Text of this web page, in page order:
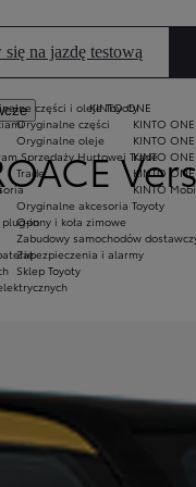
plug-in
KINTO ONE
KINTO
KINTO
KINTO
KINTO
KINTO
części i oleje Toyoty
Oryginalne części
Oryginalne oleje
Sprzedaży Hurtowej Trade
Trade
Oryginalne akcesoria Toyoty
Opony i koła zimowe
Zabudowy samochodów
Zabezpieczenia i alarmy
Sklep Toyoty
na jazdę testową